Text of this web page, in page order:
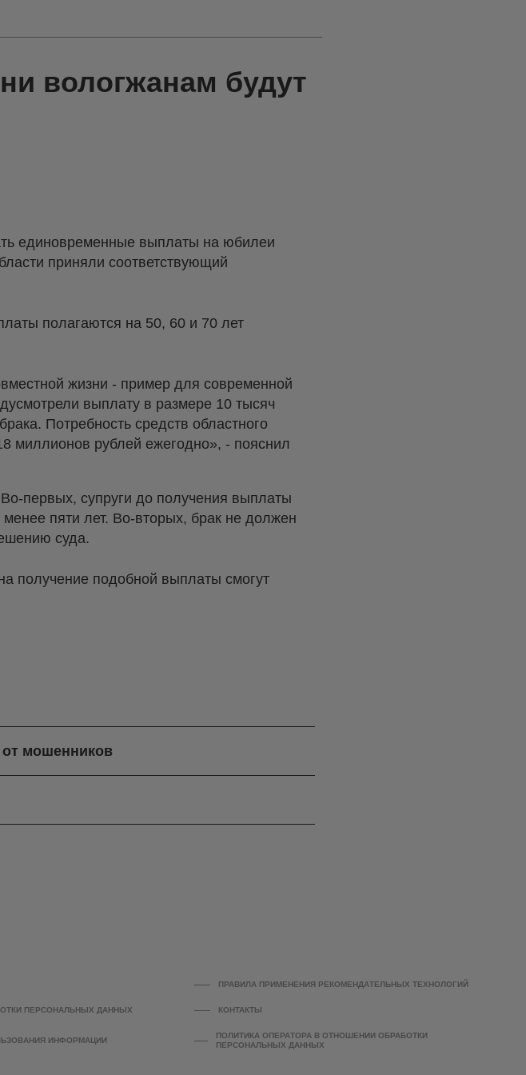
вологжанам будут
единовременные выплаты на юбилеи
приняли соответствующий
полагаются на 50, 60 и 70 лет
жизни - пример для современной
выплату в размере 10 тысяч
Потребность средств областного
миллионов рублей ежегодно», - пояснил
первых, супруги до получения выплаты
пяти лет. Во-вторых, брак не должен
суда.
получение подобной выплаты смогут
от мошенников
ПРАВИЛА ПРИМЕНЕНИЯ РЕКОМЕНДАТЕЛЬНЫХ ТЕХНОЛОГИЙ
ПЕРСОНАЛЬНЫХ ДАННЫХ КОНТАКТЫ
ИНФОРМАЦИИ
ПОЛИТИКА ОПЕРАТОРА В ОТНОШЕНИИ ОБРАБОТКИ
ПЕРСОНАЛЬНЫХ ДАННЫХ